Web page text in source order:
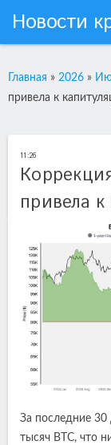
Новости
Главная » 2026 »
привела к
11:26
привела
За последние 30
тысяч BTC, что